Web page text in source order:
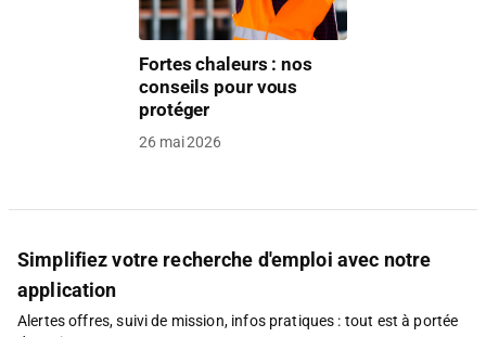
Fortes chaleurs : nos
conseils pour vous
protéger
26 mai 2026